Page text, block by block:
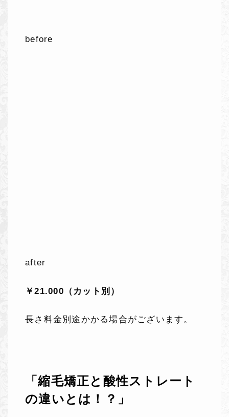
before
after
￥21.000（カット別）
長さ料金別途かかる場合がございます。
「縮毛矯正と酸性ストレート
の違いとは！？」